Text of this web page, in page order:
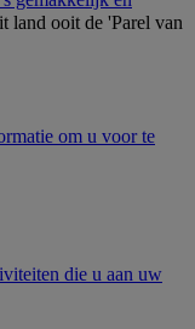
land ooit de 'Parel van
om u voor te
die u aan uw